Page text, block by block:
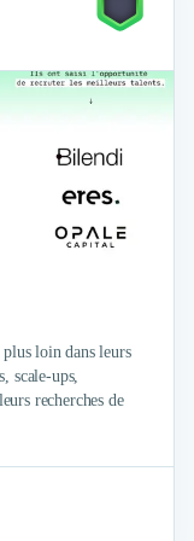
plus loin dans leurs
scale-ups,
recherches de